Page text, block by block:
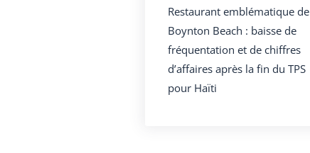
Restaurant emblématique de
Boynton Beach : baisse de
fréquentation et de chiffres
d’affaires après la fin du TPS
pour Haïti